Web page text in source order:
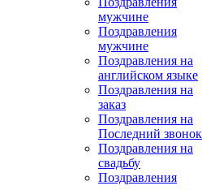
мужчине
Поздравления
мужчине
Поздравления на
английском языке
Поздравления на
заказ
Поздравления на
Последний звонок
Поздравления на
свадьбу
Поздравления